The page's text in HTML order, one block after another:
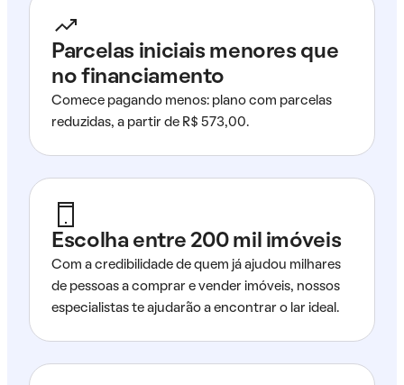
Parcelas iniciais menores que
no financiamento
Comece pagando menos: plano com parcelas
reduzidas, a partir de R$ 573,00.
Escolha entre 200 mil imóveis
Com a credibilidade de quem já ajudou milhares
de pessoas a comprar e vender imóveis, nossos
especialistas te ajudarão a encontrar o lar ideal.